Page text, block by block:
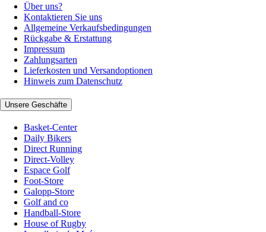
Über uns?
Kontaktieren Sie uns
Allgemeine Verkaufsbedingungen
Rückgabe & Erstattung
Impressum
Zahlungsarten
Lieferkosten und Versandoptionen
Hinweis zum Datenschutz
Unsere Geschäfte
Basket-Center
Daily Bikers
Direct Running
Direct-Volley
Espace Golf
Foot-Store
Galopp-Store
Golf and co
Handball-Store
House of Rugby